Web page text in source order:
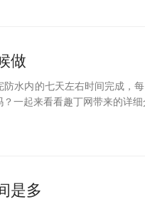
做
水内的七天左右时间完成，
一起来看看趣丁网带来的详细
是多